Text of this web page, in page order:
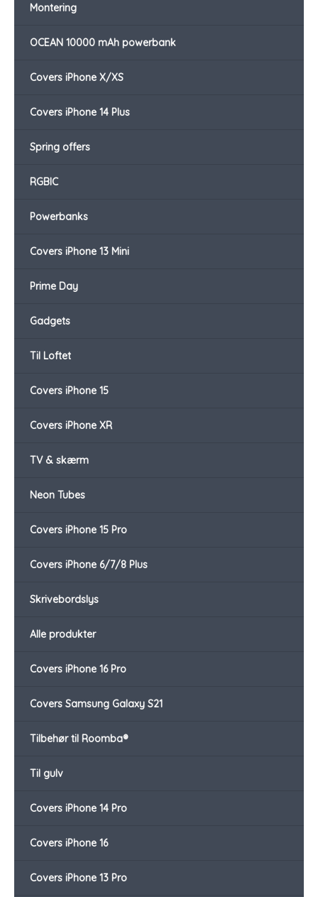
Montering
OCEAN 10000 mAh powerbank
Covers iPhone X/XS
Covers iPhone 14 Plus
Spring offers
RGBIC
Powerbanks
Covers iPhone 13 Mini
Prime Day
Gadgets
Til Loftet
Covers iPhone 15
Covers iPhone XR
TV & skærm
Neon Tubes
Covers iPhone 15 Pro
Covers iPhone 6/7/8 Plus
Skrivebordslys
Alle produkter
Covers iPhone 16 Pro
Covers Samsung Galaxy S21
Tilbehør til Roomba®
Til gulv
Covers iPhone 14 Pro
Covers iPhone 16
Covers iPhone 13 Pro